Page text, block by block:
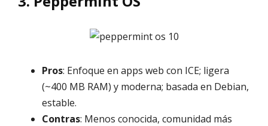
Pros: Enfoque en apps web con ICE; ligera
(~400 MB RAM) y moderna; basada en Debian,
estable.
Contras: Menos conocida, comunidad más